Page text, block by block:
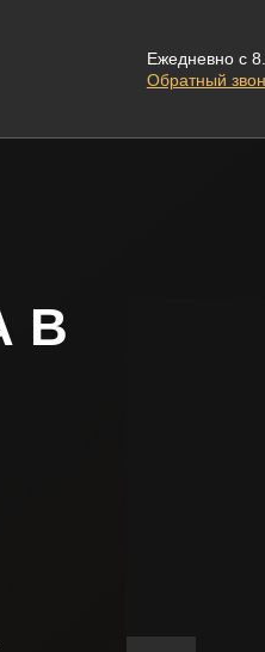
Ежедневно с
Обратный
В